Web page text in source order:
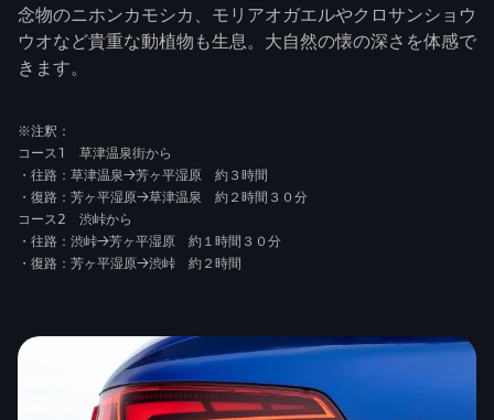
念物のニホンカモシカ、モリアオガエルやクロサンショウ
ウオなど貴重な動植物も生息。大自然の懐の深さを体感で
きます。
※注釈：
コース1 草津温泉街から
・往路：草津温泉→芳ヶ平湿原 約３時間
・復路：芳ヶ平湿原→草津温泉 約２時間３０分
コース2 渋峠から
・往路：渋峠→芳ヶ平湿原 約１時間３０分
・復路：芳ヶ平湿原→渋峠 約２時間